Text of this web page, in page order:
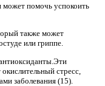
может помочь успокоить
также может
или гриппе.
стресс,
заболевания (15).